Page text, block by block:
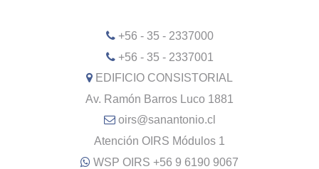
+56 - 35 - 2337000
+56 - 35 - 2337001
EDIFICIO CONSISTORIAL
Av. Ramón Barros Luco 1881
oirs@sanantonio.cl
Atención OIRS Módulos 1
WSP OIRS +56 9 6190 9067